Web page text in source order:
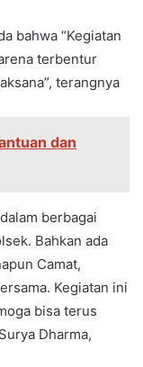
bahwa “Kegiatan
terbentur
terangnya
dan
berbagai
Bahkan ada
Camat,
Kegiatan ini
bisa terus
Dharma,